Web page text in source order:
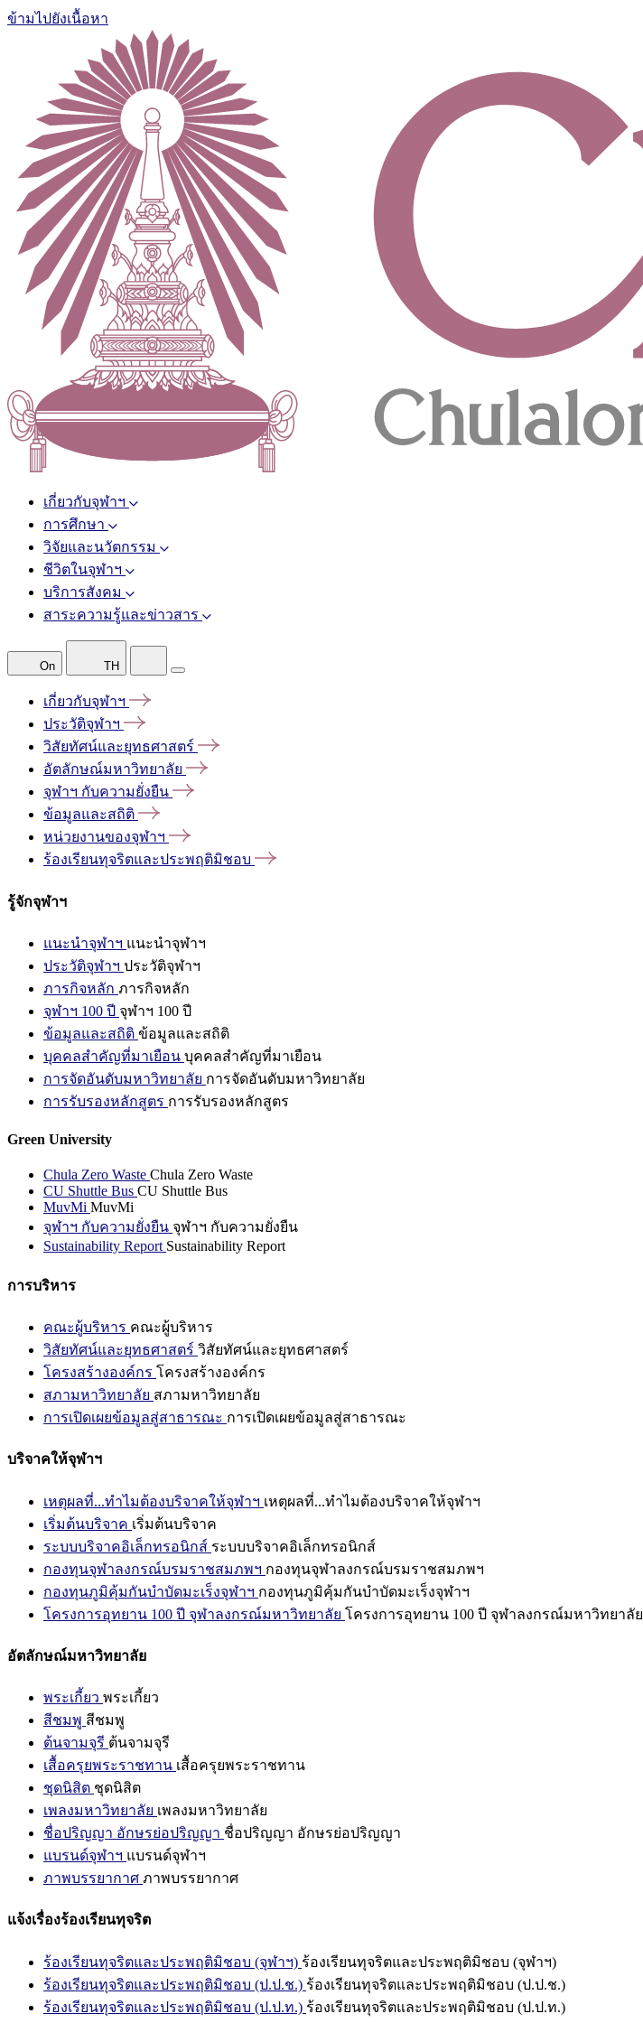
ข้ามไปยังเนื้อหา
เกี่ยวกับจุฬาฯ
การศึกษา
วิจัยและนวัตกรรม
ชีวิตในจุฬาฯ
บริการสังคม
สาระความรู้และข่าวสาร
On TH
เกี่ยวกับจุฬาฯ
ประวัติจุฬาฯ
วิสัยทัศน์และยุทธศาสตร์
อัตลักษณ์มหาวิทยาลัย
จุฬาฯ กับความยั่งยืน
ข้อมูลและสถิติ
หน่วยงานของจุฬาฯ
ร้องเรียนทุจริตและประพฤติมิชอบ
รู้จักจุฬาฯ
แนะนำจุฬาฯ แนะนำจุฬาฯ
ประวัติจุฬาฯ ประวัติจุฬาฯ
ภารกิจหลัก ภารกิจหลัก
จุฬาฯ 100 ปี จุฬาฯ 100 ปี
ข้อมูลและสถิติ ข้อมูลและสถิติ
บุคคลสำคัญที่มาเยือน บุคคลสำคัญที่มาเยือน
การจัดอันดับมหาวิทยาลัย การจัดอันดับมหาวิทยาลัย
การรับรองหลักสูตร การรับรองหลักสูตร
Green University
Chula Zero Waste Chula Zero Waste
CU Shuttle Bus CU Shuttle Bus
MuvMi MuvMi
จุฬาฯ กับความยั่งยืน จุฬาฯ กับความยั่งยืน
Sustainability Report Sustainability Report
การบริหาร
คณะผู้บริหาร คณะผู้บริหาร
วิสัยทัศน์และยุทธศาสตร์ วิสัยทัศน์และยุทธศาสตร์
โครงสร้างองค์กร โครงสร้างองค์กร
สภามหาวิทยาลัย สภามหาวิทยาลัย
การเปิดเผยข้อมูลสู่สาธารณะ การเปิดเผยข้อมูลสู่สาธารณะ
บริจาคให้จุฬาฯ
เหตุผลที่...ทำไมต้องบริจาคให้จุฬาฯ เหตุผลที่...ทำไมต้องบริจาคให้จุฬาฯ
เริ่มต้นบริจาค เริ่มต้นบริจาค
ระบบบริจาคอิเล็กทรอนิกส์ ระบบบริจาคอิเล็กทรอนิกส์
กองทุนจุฬาลงกรณ์บรมราชสมภพฯ กองทุนจุฬาลงกรณ์บรมราชสมภพฯ
กองทุนภูมิคุ้มกันบำบัดมะเร็งจุฬาฯ กองทุนภูมิคุ้มกันบำบัดมะเร็งจุฬาฯ
โครงการอุทยาน 100 ปี จุฬาลงกรณ์มหาวิทยาลัย โครงการอุทยาน 100 ปี จุฬาลงกรณ์มหาวิทยาลัย
อัตลักษณ์มหาวิทยาลัย
พระเกี้ยว พระเกี้ยว
สีชมพู สีชมพู
ต้นจามจุรี ต้นจามจุรี
เสื้อครุยพระราชทาน เสื้อครุยพระราชทาน
ชุดนิสิต ชุดนิสิต
เพลงมหาวิทยาลัย เพลงมหาวิทยาลัย
ชื่อปริญญา อักษรย่อปริญญา ชื่อปริญญา อักษรย่อปริญญา
แบรนด์จุฬาฯ แบรนด์จุฬาฯ
ภาพบรรยากาศ ภาพบรรยากาศ
แจ้งเรื่องร้องเรียนทุจริต
ร้องเรียนทุจริตและประพฤติมิชอบ (จุฬาฯ) ร้องเรียนทุจริตและประพฤติมิชอบ (จุฬาฯ)
ร้องเรียนทุจริตและประพฤติมิชอบ (ป.ป.ช.) ร้องเรียนทุจริตและประพฤติมิชอบ (ป.ป.ช.)
ร้องเรียนทุจริตและประพฤติมิชอบ (ป.ป.ท.) ร้องเรียนทุจริตและประพฤติมิชอบ (ป.ป.ท.)